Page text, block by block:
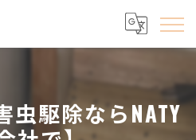
虫駆除ならNATY